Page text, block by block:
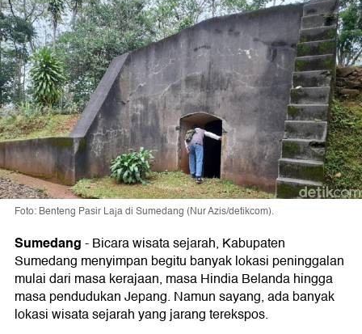
Foto: Benteng Pasir Laja di Sumedang (Nur Azis/detikcom).
Sumedang-Bicara wisata sejarah, Kabupaten
Sumedang menyimpan begitu banyak lokasi peninggalan
mulai dari masa kerajaan, masa Hindia Belanda hingga
masa pendudukan Jepang. Namun sayang, ada banyak
lokasi wisata sejarah yang jarang terekspos.